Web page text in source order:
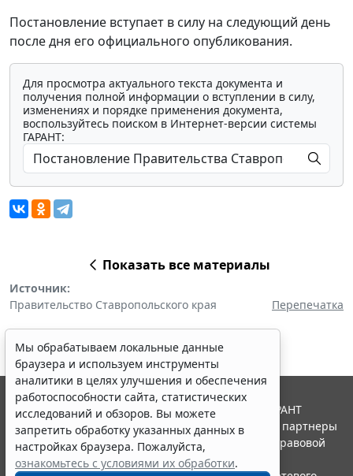
Постановление вступает в силу на следующий день
после дня его официального опубликования.
Для просмотра актуального текста документа и
получения полной информации о вступлении в силу,
изменениях и порядке применения документа,
воспользуйтесь поиском в Интернет-версии системы
ГАРАНТ:
Показать все материалы
Источник:
Правительство Ставропольского края
Перепечатка
Мы обрабатываем локальные данные
браузера и используем инструменты
аналитики в целях улучшения и обеспечения
работоспособности сайта, статистических
исследований и обзоров. Вы можете
запретить обработку указанных данных в
настройках браузера. Пожалуйста,
ознакомьтесь с условиями их обработки.
© ООО "НПП "ГАРАНТ-СЕРВИС", 2026. Система ГАРАНТ
выпускается с 1990 года. Компания "Гарант" и ее партнеры
являются участниками Российской ассоциации правовой
информации ГАРАНТ.